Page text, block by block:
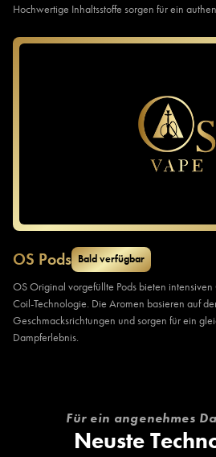
Hochwertige Inhaltsstoffe sorgen für ein
OS Pods Bald verfügbar
OS Original vorgefüllte Pods bieten
Coil-Technologie. Die Aromen basieren auf
Geschmacksrichtungen und sorgen für ein
Dampferlebnis.
Für ein angenehmes
Neuste